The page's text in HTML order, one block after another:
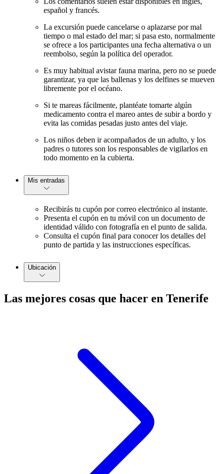
español y francés.
La excursión puede cancelarse o aplazarse por mal
tiempo o mal estado del mar; si pasa esto, normalmente
se ofrece a los participantes una fecha alternativa o un
reembolso, según la política del operador.
Es muy habitual avistar fauna marina, pero no se puede
garantizar, ya que las ballenas y los delfines se mueven
libremente por el océano.
Si te mareas fácilmente, plantéate tomarte algún
medicamento contra el mareo antes de subir a bordo y
evita las comidas pesadas justo antes del viaje.
Los niños deben ir acompañados de un adulto, y los
padres o tutores son los responsables de vigilarlos en
todo momento en la cubierta.
Mis entradas
Recibirás tu cupón por correo electrónico al instante.
Presenta el cupón en tu móvil con un documento de
identidad válido con fotografía en el punto de salida.
Consulta el cupón final para conocer los detalles del
punto de partida y las instrucciones específicas.
Ubicación
Las mejores cosas que hacer en Tenerife